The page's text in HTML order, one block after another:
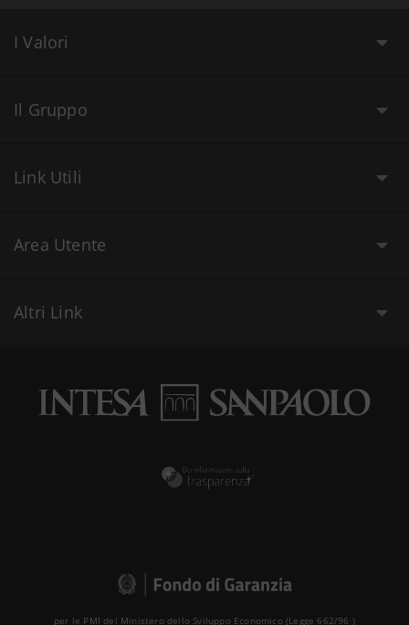
I Valori
Il Gruppo
Link Utili
Area Utente
Altri Link
per le PMI del Ministero dello Sviluppo Economico (Legge 662/96 )